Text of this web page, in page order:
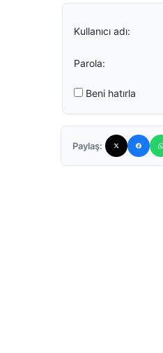
Kullanıcı adı:
Parola:
Beni hatırla
Paylaş: